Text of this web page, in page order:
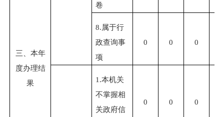
三、本年
度办理结
果
卷
8.属于行
政查询事
项
0 0 0
1.本机关
不掌握相
关政府信
0 0 0